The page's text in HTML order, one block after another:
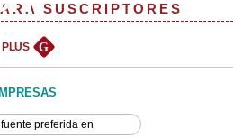
SUSCRIPTORES
PLUS G
preferida en